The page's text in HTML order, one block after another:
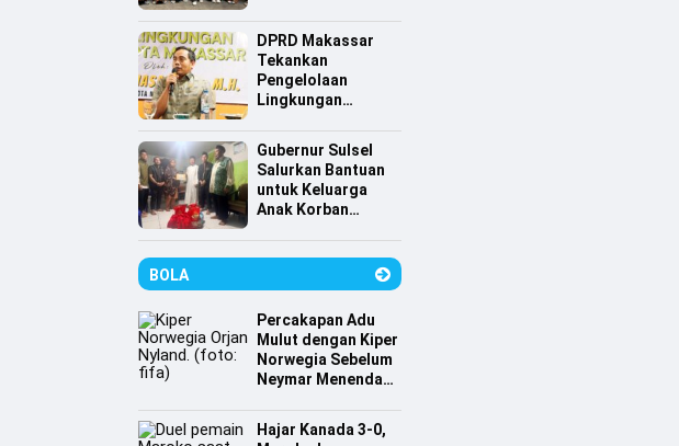
DPRD Makassar
Tekankan
Pengelolaan
Lingkungan
Sampah jadi
Perhatian Utama
Gubernur Sulsel
Salurkan Bantuan
untuk Keluarga
Anak Korban
BOLA
Percakapan Adu
Mulut dengan Kiper
Norwegia Sebelum
Neymar Menendang
Hajar Kanada 3-0,